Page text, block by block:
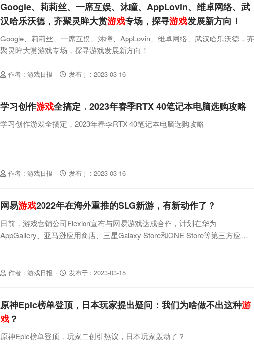
作者 : 游戏日报 · 发布于 : 2023-03-16
Google、莉莉丝、一席互娱、沐瞳、AppLovin、维卓网络、武
汉哈乐沃德，齐聚灵眸大赏游戏专场，探寻游戏发展新方向！
Google、莉莉丝、一席互娱、沐瞳、AppLovin、维卓网络、武汉哈乐沃德，齐
聚灵眸大赏游戏专场，探寻游戏发展新方向！
作者 : 游戏日报 · 发布于 : 2023-03-16
学习创作游戏全搞定，2023年春季RTX 40笔记本电脑选购攻略
学习创作游戏全搞定，2023年春季RTX 40笔记本电脑选购攻略
作者 : 游戏日报 · 发布于 : 2023-03-15
网易游戏2022年在海外重推的SLG新游，有新动作了？
日前，游戏营销公司Flexion宣布与网易游戏达成合作，计划在华为
AppGallery、亚马逊应用商店、三星Galaxy Store和ONE Store等第三方应用
减弱的部落，通过种植庄稼、建造防御工事，抵御海盗进攻等发展壮大。该产
原神Epic榜单登顶，日本玩家提出疑问：我们为啥做不出这种游
戏？
原神Epic榜单登顶，玩家二创引热议，日本玩家轰动了？